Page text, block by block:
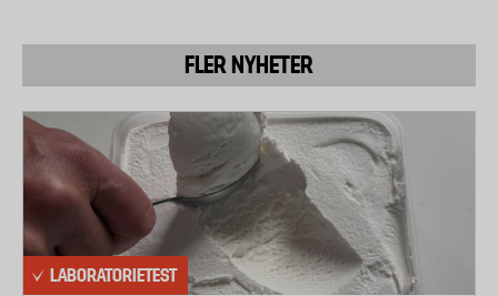
Följande fabrikat har testats:
Wolford Synergy
Vogue
Twilfit Daily Support
OroBlu
H&M Tights
Lindex Favourites
Åhlens
ICA Mywear
FLER NYHETER
LABORATORIETEST